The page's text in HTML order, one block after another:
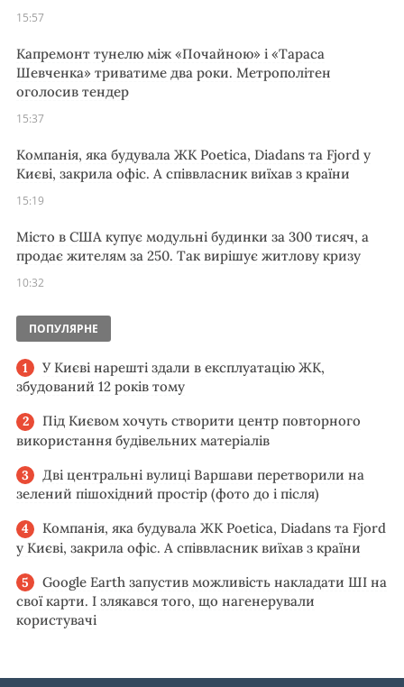
15:57
Капремонт тунелю між «Почайною» і «Тараса
Шевченка» триватиме два роки. Метрополітен
оголосив тендер
15:37
Компанія, яка будувала ЖК Poetica, Diadans та Fjord у
Києві, закрила офіс. А співвласник виїхав з країни
15:19
Місто в США купує модульні будинки за 300 тисяч, а
продає жителям за 250. Так вирішує житлову кризу
10:32
ПОПУЛЯРНЕ
У Києві нарешті здали в експлуатацію ЖК,
збудований 12 років тому
Під Києвом хочуть створити центр повторного
використання будівельних матеріалів
Дві центральні вулиці Варшави перетворили на
зелений пішохідний простір (фото до і після)
Компанія, яка будувала ЖК Poetica, Diadans та Fjord
у Києві, закрила офіс. А співвласник виїхав з країни
Google Earth запустив можливість накладати ШІ на
свої карти. І злякався того, що нагенерували
користувачі